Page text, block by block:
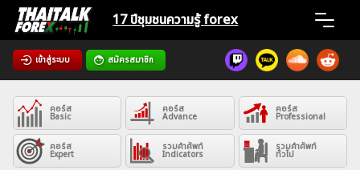
Skip
content
17 ปีชุมชนความรู้ forex
เข้าสู่ระบบ สมัครสมาชิก
Home
News
Articles
คอร์ส
Basic
คอร์ส
Advance
คอร์ส
Professional
คอร์ส
Expert
รวมคำศัพท์
Indicators
รวมคำศัพท์
ทั่วไป